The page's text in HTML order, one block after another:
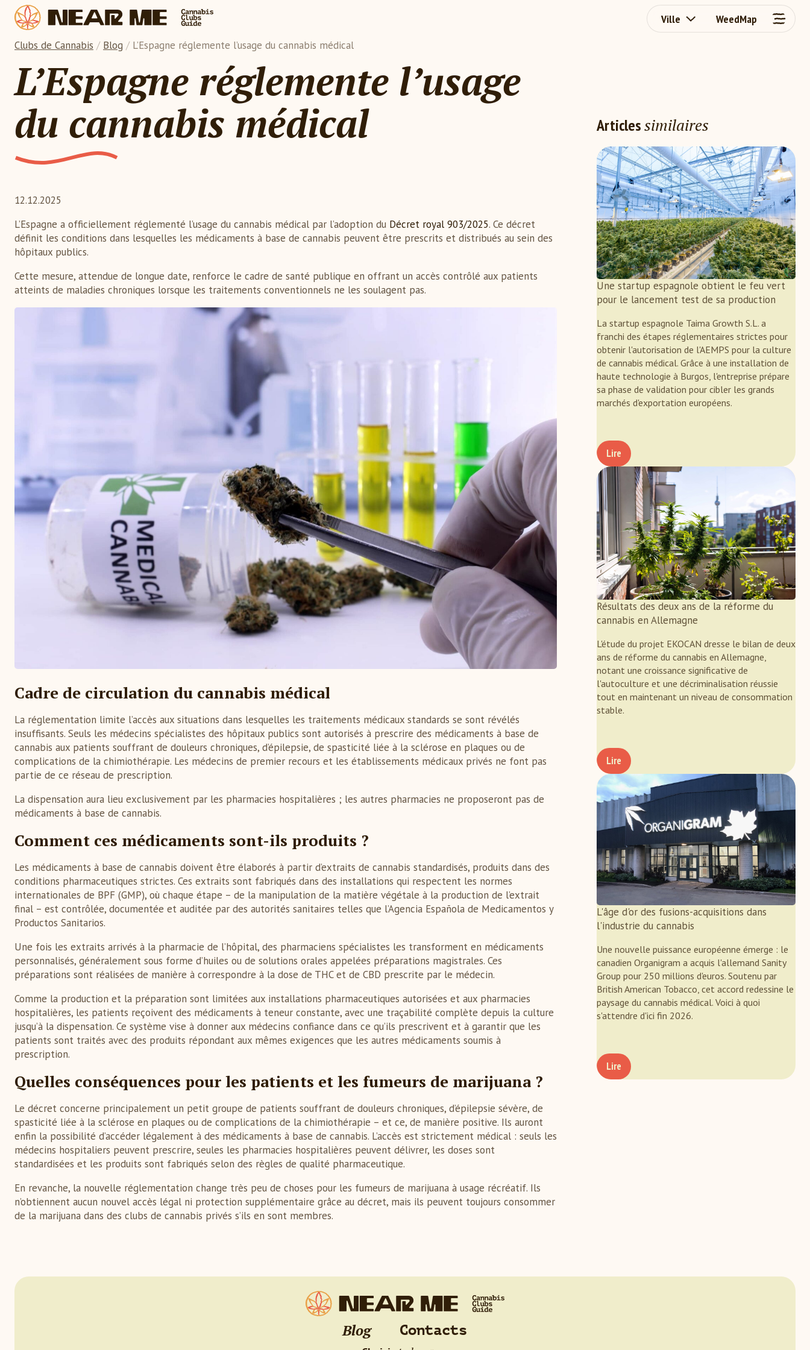
Ville WeedMap
Clubs de Cannabis / Blog / L’Espagne réglemente l’usage du cannabis médical
L’Espagne réglemente l’usage
du cannabis médical
12.12.2025
L’Espagne a officiellement réglementé l’usage du cannabis médical par l’adoption du Décret royal 903/2025. Ce décret
définit les conditions dans lesquelles les médicaments à base de cannabis peuvent être prescrits et distribués au sein des
hôpitaux publics.
Cette mesure, attendue de longue date, renforce le cadre de santé publique en offrant un accès contrôlé aux patients
atteints de maladies chroniques lorsque les traitements conventionnels ne les soulagent pas.
Cadre de circulation du cannabis médical
La réglementation limite l’accès aux situations dans lesquelles les traitements médicaux standards se sont révélés
insuffisants. Seuls les médecins spécialistes des hôpitaux publics sont autorisés à prescrire des médicaments à base de
cannabis aux patients souffrant de douleurs chroniques, d’épilepsie, de spasticité liée à la sclérose en plaques ou de
complications de la chimiothérapie. Les médecins de premier recours et les établissements médicaux privés ne font pas
partie de ce réseau de prescription.
La dispensation aura lieu exclusivement par les pharmacies hospitalières ; les autres pharmacies ne proposeront pas de
médicaments à base de cannabis.
Comment ces médicaments sont-ils produits ?
Les médicaments à base de cannabis doivent être élaborés à partir d’extraits de cannabis standardisés, produits dans des
conditions pharmaceutiques strictes. Ces extraits sont fabriqués dans des installations qui respectent les normes
internationales de BPF (GMP), où chaque étape – de la manipulation de la matière végétale à la production de l’extrait
final – est contrôlée, documentée et auditée par des autorités sanitaires telles que l’Agencia Española de Medicamentos y
Productos Sanitarios.
Une fois les extraits arrivés à la pharmacie de l’hôpital, des pharmaciens spécialistes les transforment en médicaments
personnalisés, généralement sous forme d’huiles ou de solutions orales appelées préparations magistrales. Ces
préparations sont réalisées de manière à correspondre à la dose de THC et de CBD prescrite par le médecin.
Comme la production et la préparation sont limitées aux installations pharmaceutiques autorisées et aux pharmacies
hospitalières, les patients reçoivent des médicaments à teneur constante, avec une traçabilité complète depuis la culture
jusqu’à la dispensation. Ce système vise à donner aux médecins confiance dans ce qu’ils prescrivent et à garantir que les
patients sont traités avec des produits répondant aux mêmes exigences que les autres médicaments soumis à
prescription.
Quelles conséquences pour les patients et les fumeurs de marijuana ?
Le décret concerne principalement un petit groupe de patients souffrant de douleurs chroniques, d’épilepsie sévère, de
spasticité liée à la sclérose en plaques ou de complications de la chimiothérapie – et ce, de manière positive. Ils auront
enfin la possibilité d’accéder légalement à des médicaments à base de cannabis. L’accès est strictement médical : seuls les
médecins hospitaliers peuvent prescrire, seules les pharmacies hospitalières peuvent délivrer, les doses sont
standardisées et les produits sont fabriqués selon des règles de qualité pharmaceutique.
En revanche, la nouvelle réglementation change très peu de choses pour les fumeurs de marijuana à usage récréatif. Ils
n’obtiennent aucun nouvel accès légal ni protection supplémentaire grâce au décret, mais ils peuvent toujours consommer
de la marijuana dans des clubs de cannabis privés s’ils en sont membres.
Articlessimilaires
Une startup espagnole obtient le feu vert
pour le lancement test de sa production
La startup espagnole Taima Growth S.L. a
franchi des étapes réglementaires strictes pour
obtenir l'autorisation de l'AEMPS pour la culture
de cannabis médical. Grâce à une installation de
haute technologie à Burgos, l'entreprise prépare
sa phase de validation pour cibler les grands
marchés d'exportation européens.
Lire
Résultats des deux ans de la réforme du
cannabis en Allemagne
L'étude du projet EKOCAN dresse le bilan de deux
ans de réforme du cannabis en Allemagne,
notant une croissance significative de
l'autoculture et une décriminalisation réussie
tout en maintenant un niveau de consommation
stable.
Lire
L'âge d'or des fusions-acquisitions dans
l'industrie du cannabis
Une nouvelle puissance européenne émerge : le
canadien Organigram a acquis l'allemand Sanity
Group pour 250 millions d'euros. Soutenu par
British American Tobacco, cet accord redessine le
paysage du cannabis médical. Voici à quoi
s'attendre d'ici fin 2026.
Lire
Blog Contacts